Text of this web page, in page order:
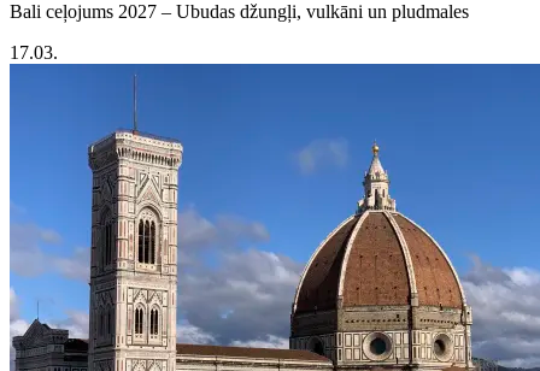
Bali ceļojums 2027 – Ubudas džungļi, vulkāni un pludmales
17.03.